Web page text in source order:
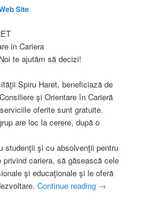
Site
in Cariera
te ajutăm să decizi!
Spiru Haret, beneficiază de
şi Orientare în Carieră
oferite sunt gratuite.
are loc la cerere, după o
studenţii şi cu absolvenţii pentru
cariera, să găsească cele
şi educaţionale şi le oferă
Continue reading →